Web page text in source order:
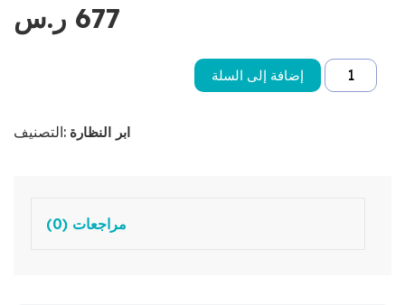
677 ر.س
إضافة إلى السلة
التصنيف: ابر النظارة
مراجعات (0)